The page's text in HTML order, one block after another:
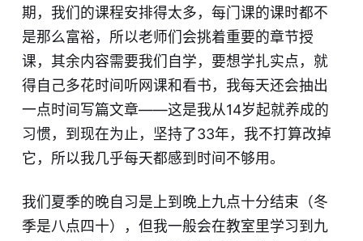
期，我们的课程安排得太多，每门课的课时都不
是那么富裕，所以老师们会挑着重要的章节授
课，其余内容需要我们自学，要想学扎实点，就
得自己多花时间听网课和看书，我每天还会抽出
一点时间写篇文章——这是我从14岁起就养成的
习惯，到现在为止，坚持了33年，我不打算改掉
它，所以我几乎每天都感到时间不够用。
我们夏季的晚自习是上到晚上九点十分结束（冬
季是八点四十），但我一般会在教室里学习到九